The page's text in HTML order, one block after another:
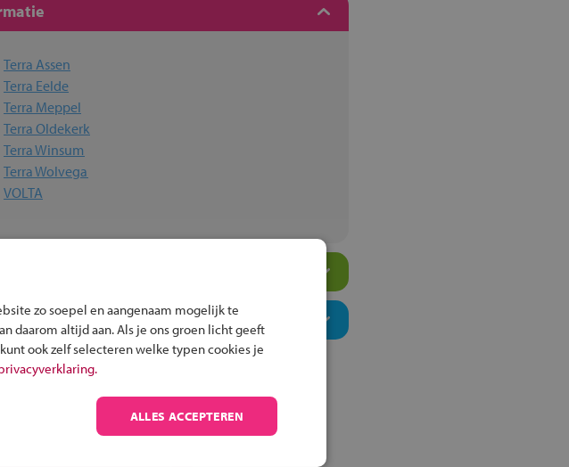
Terra Assen
Terra Eelde
Terra Meppel
Terra Oldekerk
Terra Winsum
Terra Wolvega
VOLTA
zo soepel en aangenaam mogelijk te
daarom altijd aan. Als je ons groen licht geeft
ook zelf selecteren welke typen cookies je
ALLES ACCEPTEREN